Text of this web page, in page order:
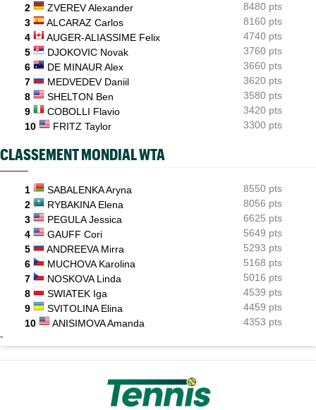
2
ZVEREV Alexander
8480 pts
3
ALCARAZ Carlos
8160 pts
4
AUGER-ALIASSIME Felix
4740 pts
5
DJOKOVIC Novak
3760 pts
6
DE MINAUR Alex
3660 pts
7
MEDVEDEV Daniil
3620 pts
8
SHELTON Ben
3580 pts
9
COBOLLI Flavio
3420 pts
10
FRITZ Taylor 3300 pts
CLASSEMENT MONDIAL WTA
1 SABALENKA Aryna
8550 pts
2
RYBAKINA Elena
8056 pts
3
PEGULA Jessica
6625 pts
4
GAUFF Cori
5649 pts
5
ANDREEVA Mirra
5293 pts
6
MUCHOVA Karolina
5168 pts
7
NOSKOVA Linda
5016 pts
8
SWIATEK Iga
4539 pts
9
SVITOLINA Elina
4459 pts
10
ANISIMOVA Amanda 4353 pts
-